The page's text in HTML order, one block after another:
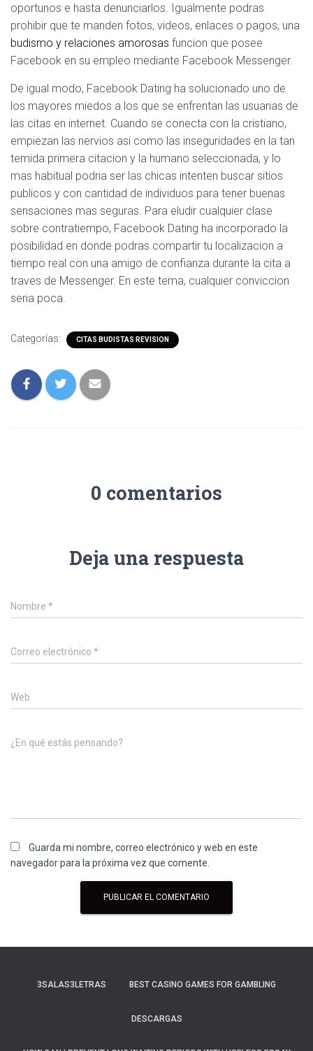
oportunos e hasta denunciarlos. Igualmente podras
prohibir que te manden fotos, videos, enlaces o pagos, una
budismo y relaciones amorosas funcion que posee
Facebook en su empleo mediante Facebook Messenger.
De igual modo, Facebook Dating ha solucionado uno de
los mayores miedos a los que se enfrentan las usuarias de
las citas en internet. Cuando se conecta con la cristiano,
empiezan las nervios asi­ como las inseguridades en la tan
temida primera citacion y la humano seleccionada, y lo
mas habitual podri­a ser las chicas intenten buscar sitios
publicos y con cantidad de individuos para tener buenas
sensaciones mas seguras. Para eludir cualquier clase
sobre contratiempo, Facebook Dating ha incorporado la
posibilidad en donde podras compartir tu localizacion a
tiempo real con una amigo de confianza durante la cita a
traves de Messenger. En este tema, cualquier conviccion
seri­a poca.
Categorías: CITAS BUDISTAS REVISION
0 comentarios
Deja una respuesta
Nombre *
Correo electrónico *
Web
¿En qué estás pensando?
Guarda mi nombre, correo electrónico y web en este
navegador para la próxima vez que comente.
3SALAS3LETRAS BEST CASINO GAMES FOR GAMBLING
DESCARGAS